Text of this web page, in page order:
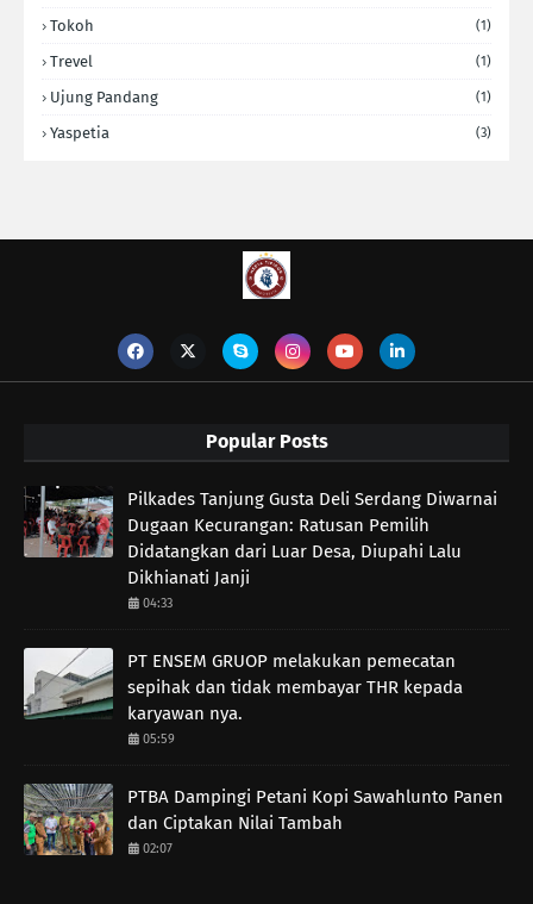
Tokoh (1)
Trevel (1)
Ujung Pandang (1)
Yaspetia (3)
Popular Posts
Pilkades Tanjung Gusta Deli Serdang Diwarnai
Dugaan Kecurangan: Ratusan Pemilih
Didatangkan dari Luar Desa, Diupahi Lalu
Dikhianati Janji
04:33
PT ENSEM GRUOP melakukan pemecatan
sepihak dan tidak membayar THR kepada
karyawan nya.
05:59
PTBA Dampingi Petani Kopi Sawahlunto Panen
dan Ciptakan Nilai Tambah
02:07